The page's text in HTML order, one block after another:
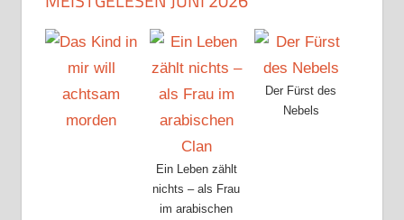
Ein Leben zählt
nichts – als Frau
im arabischen
Der Fürst des
Nebels